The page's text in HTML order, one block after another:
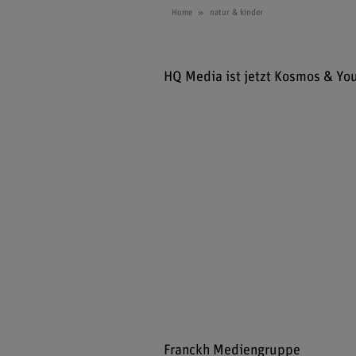
Home natur & kinder
HQ Media ist jetzt Kosmos &
Franckh Mediengruppe